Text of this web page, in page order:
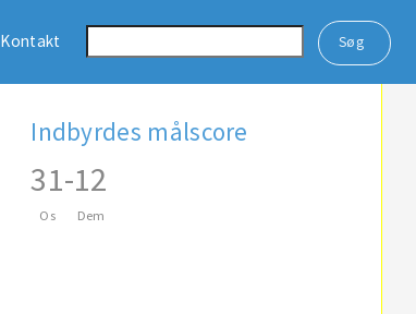
Kontakt
Indbyrdes målscore
31
Os
-12
Dem